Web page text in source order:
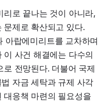
리로 끝나는 것이 아니라,
문제로 확산되고 있다.
아랍에미리트를 교차하며
사건 해결에는 다수의
전망된다. 더불어 국제
자금 세탁과 규제 사각
대응책 마련의 필요성을